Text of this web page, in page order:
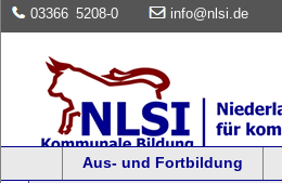
03366 5208-0 info@nlsi.de
Aus- und Fortbildung